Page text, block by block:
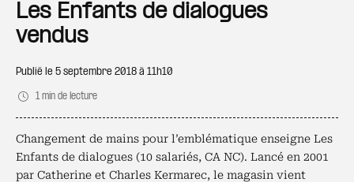
Les Enfants de dialogues
vendus
Publié le 5 septembre 2018 à 11h10
1 min de lecture
Changement de mains pour l’emblématique enseigne Les
Enfants de dialogues (10 salariés, CA NC). Lancé en 2001
par Catherine et Charles Kermarec, le magasin vient